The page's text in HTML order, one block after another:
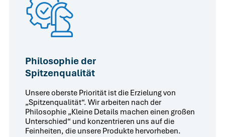
Philosophie der
Spitzenqualität
Unsere oberste Priorität ist die Erzielung von
„Spitzenqualität“. Wir arbeiten nach der
Philosophie „Kleine Details machen einen großen
Unterschied“ und konzentrieren uns auf die
Feinheiten, die unsere Produkte hervorheben.